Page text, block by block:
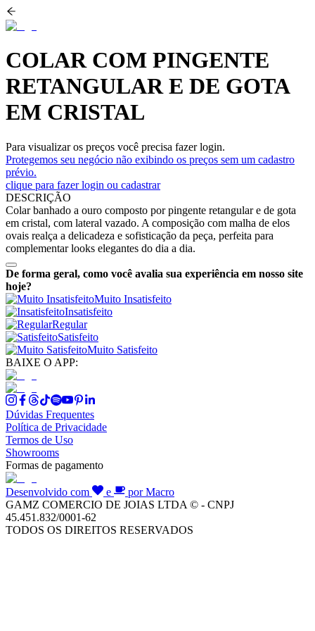
COLAR COM PINGENTE
RETANGULAR E DE GOTA
EM CRISTAL
Para visualizar os preços você precisa fazer login.
Protegemos seu negócio não exibindo os preços sem um cadastro
prévio.
clique para fazer login ou cadastrar
DESCRIÇÃO
Colar banhado a ouro composto por pingente retangular e de gota
em cristal, com lateral vazado. A composição com malha de elos
ovais realça a delicadeza e sofisticação da peça, perfeita para
complementar looks elegantes do dia a dia.
De forma geral, como você avalia sua experiência em nosso site
hoje?
Muito Insatisfeito
Insatisfeito
Regular
Satisfeito
Muito Satisfeito
BAIXE O APP:
Dúvidas Frequentes
Política de Privacidade
Termos de Uso
Showrooms
Formas de pagamento
Desenvolvido com e
por Macro
GAMZ COMERCIO DE JOIAS LTDA © - CNPJ
45.451.832/0001-62
TODOS OS DIREITOS RESERVADOS